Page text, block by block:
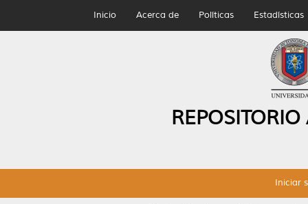
Inicio Acerca de Políticas Estadísticas
Iniciar